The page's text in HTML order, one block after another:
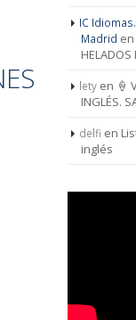
IC
Madrid en
HELADOS
lety en 🍦
INGLÉS.
delfi en
inglés